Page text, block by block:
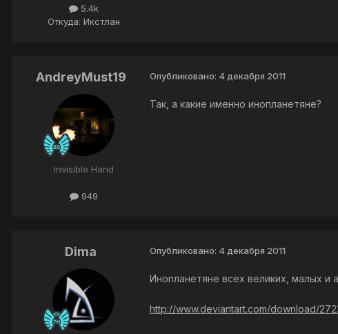
5.4k
Откуда: Икстлан
AndreyMust19
Invisible Hand
949
Опубликовано: 4 декабря 2011
Так, а какие именно инопланетяне?
Dima Опубликовано: 4 декабря 2011
Инопланетяне всех великих, малых и
http://www.deviantart.com/download/